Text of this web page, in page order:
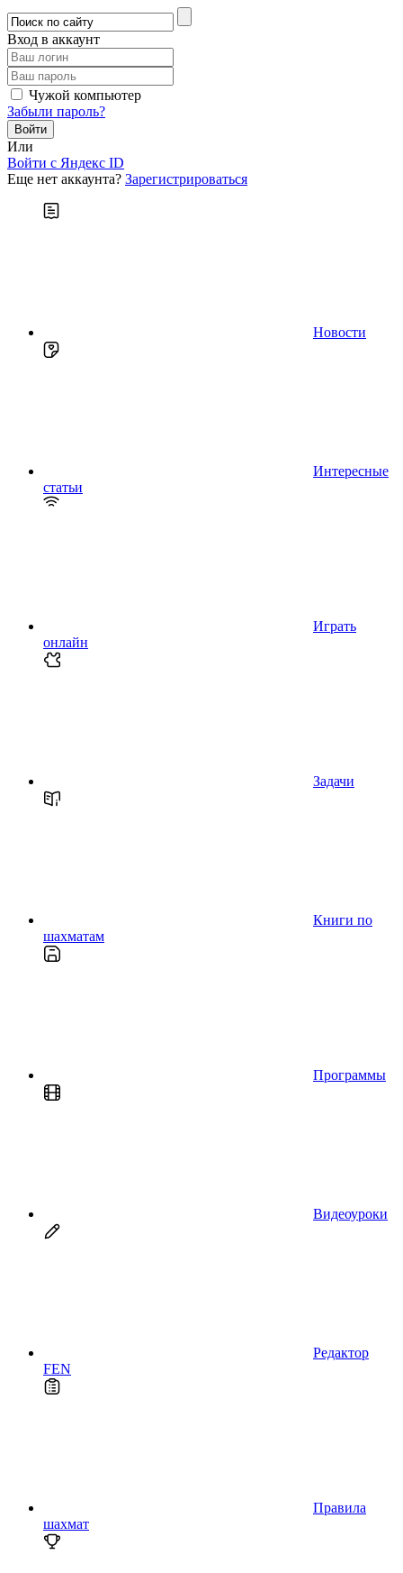
Вход в аккаунт
Чужой компьютер
Забыли пароль?
Или
Войти c Яндекс ID
Еще нет аккаунта? Зарегистрироваться
Новости
Интересные
статьи
Играть
онлайн
Задачи
Книги по
шахматам
Программы
Видеоуроки
Редактор
FEN
Правила
шахмат